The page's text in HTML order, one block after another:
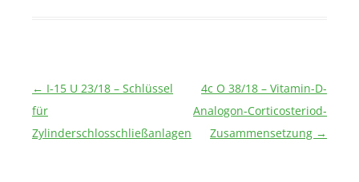
Beitragsnavigation
← I-15 U 23/18 – Schlüssel
für
Zylinderschlosschließanlagen
4c O 38/18 – Vitamin-D-
Analogon-Corticosteriod-
Zusammensetzung →